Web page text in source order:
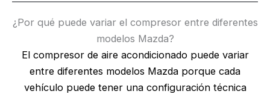
¿Por qué puede variar el compresor entre diferentes
modelos Mazda?
El compresor de aire acondicionado puede variar
entre diferentes modelos Mazda porque cada
vehículo puede tener una configuración técnica